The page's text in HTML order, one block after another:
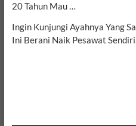
20 Tahun Mau …
Ingin Kunjungi Ayahnya Yang
Ini Berani Naik Pesawat